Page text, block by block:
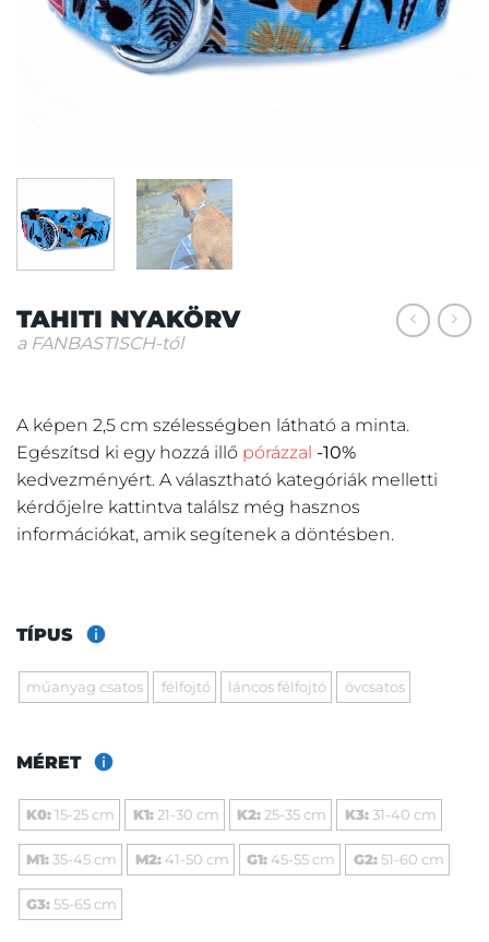
TAHITI NYAKÖRV
a FANBASTISCH-tól
A képen 2,5 cm szélességben látható a minta.
Egészítsd ki egy hozzá illő pórázzal -10%
kedvezményért. A választható kategóriák melletti
kérdőjelre kattintva találsz még hasznos
információkat, amik segítenek a döntésben.
TÍPUS
műanyag csatos félfojtó láncos félfojtó övcsatos
MÉRET
K0:15-25 cm K1:21-30 cm K2:25-35 cm K3:31-40 cm
M1:35-45 cm M2:41-50 cm G1: 45-55 cm G2:51-60 cm
G3:55-65 cm